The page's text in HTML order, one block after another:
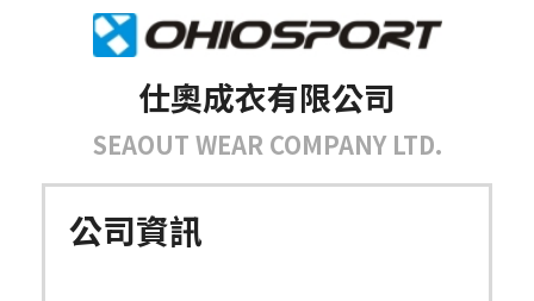
仕奧成衣有限公司
SEAOUT WEAR COMPANY LTD.
公司資訊